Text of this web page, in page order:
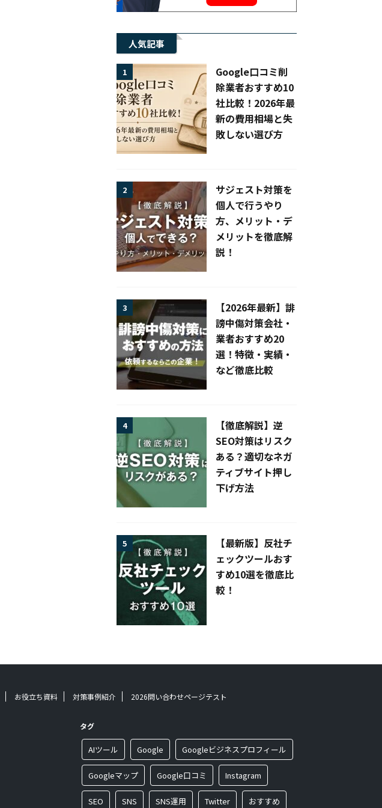
人気記事
1
Google口コミ削
除業者おすすめ10
社比較！2026年最
新の費用相場と失
敗しない選び方
2
サジェスト対策を
個人で行うやり
方、メリット・デ
メリットを徹底解
説！
3
【2026年最新】誹
謗中傷対策会社・
業者おすすめ20
選！特徴・実績・
など徹底比較
4
【徹底解説】逆
SEO対策はリスク
ある？適切なネガ
ティブサイト押し
下げ方法
5
【最新版】反社チ
ェックツールおす
すめ10選を徹底比
較！
お役立ち資料 対策事例紹介 2026問い合わせページテスト
タグ
AIツール Google Googleビジネスプロフィール
Googleマップ Google口コミ Instagram
SEO SNS SNS運用 Twitter おすすめ